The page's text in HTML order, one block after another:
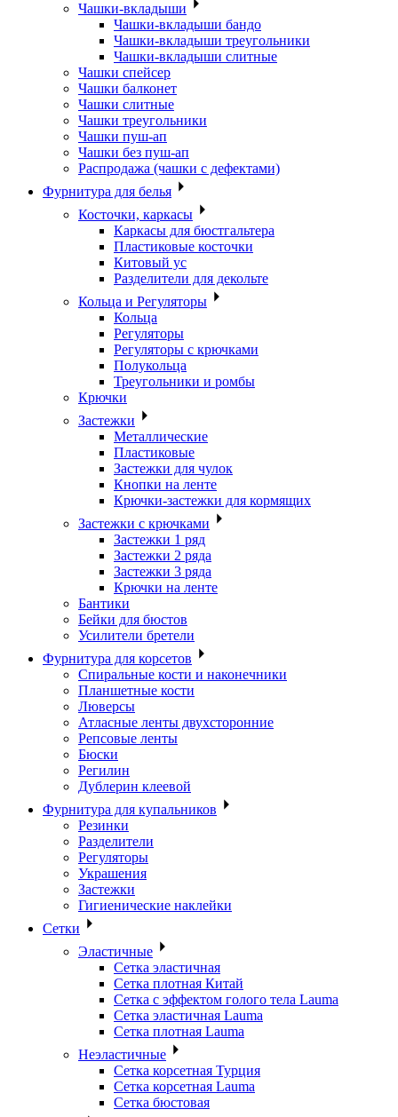
Чашки-вкладыши
Чашки-вкладыши бандо
Чашки-вкладыши треугольники
Чашки-вкладыши слитные
Чашки спейсер
Чашки балконет
Чашки слитные
Чашки треугольники
Чашки пуш-ап
Чашки без пуш-ап
Распродажа (чашки с дефектами)
Фурнитура для белья
Косточки, каркасы
Каркасы для бюстгальтера
Пластиковые косточки
Китовый ус
Разделители для декольте
Кольца и Регуляторы
Кольца
Регуляторы
Регуляторы с крючками
Полукольца
Треугольники и ромбы
Крючки
Застежки
Металлические
Пластиковые
Застежки для чулок
Кнопки на ленте
Крючки-застежки для кормящих
Застежки с крючками
Застежки 1 ряд
Застежки 2 ряда
Застежки 3 ряда
Крючки на ленте
Бантики
Бейки для бюстов
Усилители бретели
Фурнитура для корсетов
Спиральные кости и наконечники
Планшетные кости
Люверсы
Атласные ленты двухсторонние
Репсовые ленты
Бюски
Регилин
Дублерин клеевой
Фурнитура для купальников
Резинки
Разделители
Регуляторы
Украшения
Застежки
Гигиенические наклейки
Сетки
Эластичные
Сетка эластичная
Сетка плотная Китай
Сетка с эффектом голого тела Lauma
Сетка эластичная Lauma
Сетка плотная Lauma
Неэластичные
Сетка корсетная Турция
Сетка корсетная Lauma
Сетка бюстовая